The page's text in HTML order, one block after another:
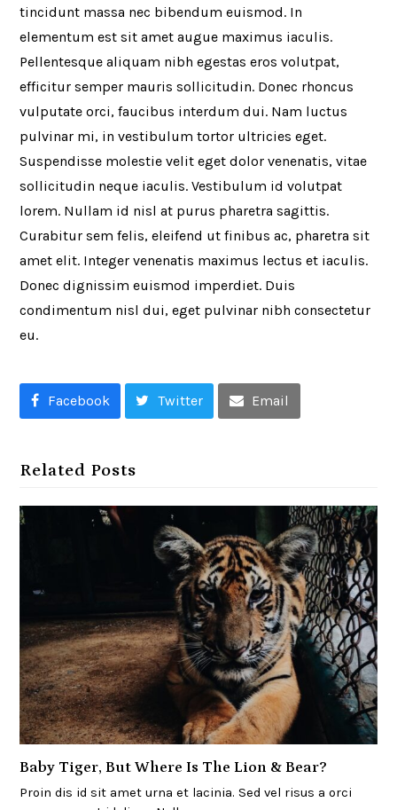
tincidunt massa nec bibendum euismod. In
elementum est sit amet augue maximus iaculis.
Pellentesque aliquam nibh egestas eros volutpat,
efficitur semper mauris sollicitudin. Donec rhoncus
vulputate orci, faucibus interdum dui. Nam luctus
pulvinar mi, in vestibulum tortor ultricies eget.
Suspendisse molestie velit eget dolor venenatis, vitae
sollicitudin neque iaculis. Vestibulum id volutpat
lorem. Nullam id nisl at purus pharetra sagittis.
Curabitur sem felis, eleifend ut finibus ac, pharetra sit
amet elit. Integer venenatis maximus lectus et iaculis.
Donec dignissim euismod imperdiet. Duis
condimentum nisl dui, eget pulvinar nibh consectetur
eu.
Facebook Twitter Email
Related Posts
Baby Tiger, But Where Is The Lion & Bear?
Proin dis id sit amet urna et lacinia. Sed vel risus a orci